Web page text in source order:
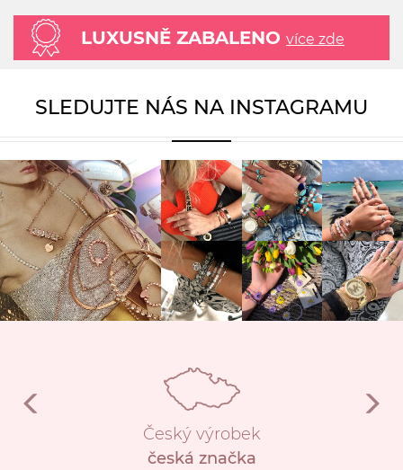
LUXUSNĚ ZABALENO více zde
SLEDUJTE NÁS NA INSTAGRAMU
Český výrobek
česká značka